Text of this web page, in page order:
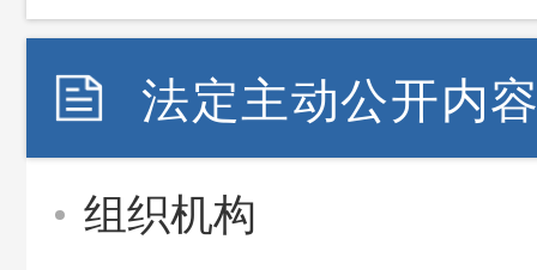
法定主动公开内
组织机构